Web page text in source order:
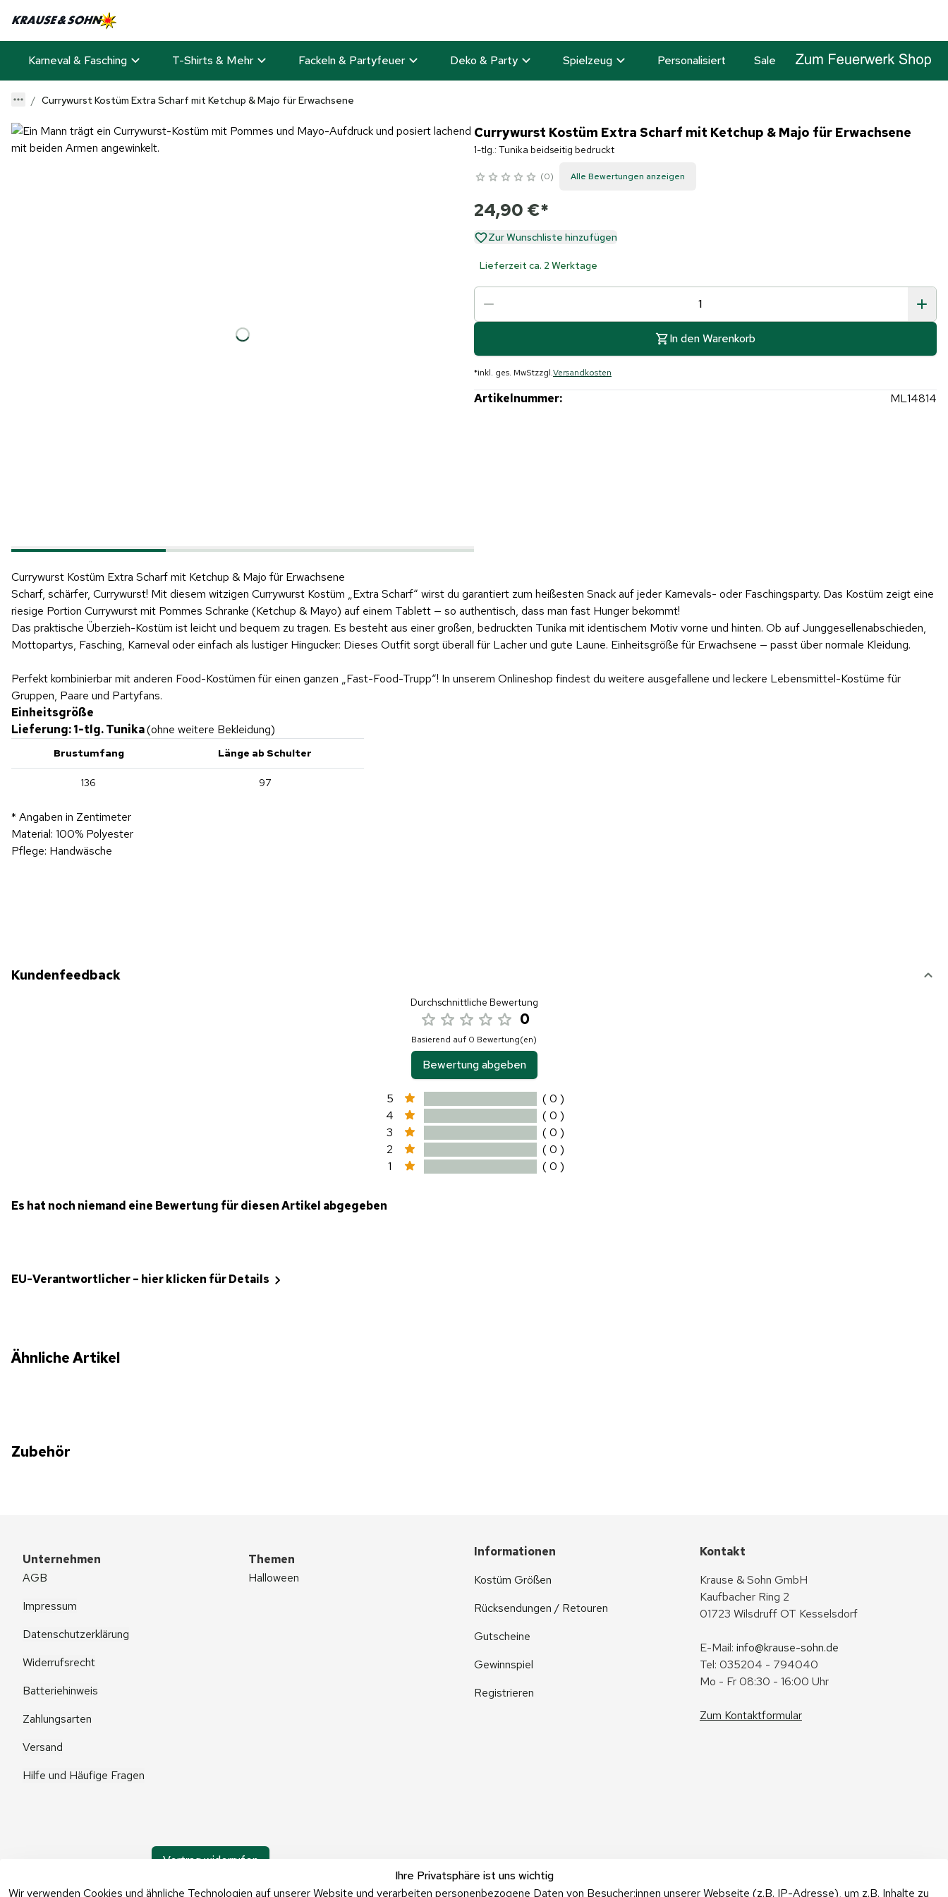
Karneval & Fasching T-Shirts & Mehr Fackeln & Partyfeuer Deko & Party Spielzeug Personalisiert Sale
Currywurst Kostüm Extra Scharf mit Ketchup & Majo für Erwachsene
Currywurst Kostüm Extra Scharf mit Ketchup & Majo für Erwachsene
1-tlg.: Tunika beidseitig bedruckt
0 Alle Bewertungen anzeigen
24,90 €*
Zur Wunschliste hinzufügen
Lieferzeit ca. 2 Werktage
In den Warenkorb
*inkl. ges. MwStzzgl.Versandkosten
Artikelnummer: ML14814
Produktvideo
Hinweis: Beim Abspielen werden Daten an YouTube übertragen.
Currywurst Kostüm Extra Scharf mit Ketchup & Majo für Erwachsene
Scharf, schärfer, Currywurst! Mit diesem witzigen Currywurst Kostüm „Extra Scharf“ wirst du garantiert zum heißesten Snack auf jeder Karnevals- oder Faschingsparty. Das Kostüm zeigt eine
riesige Portion Currywurst mit Pommes Schranke (Ketchup & Mayo) auf einem Tablett — so authentisch, dass man fast Hunger bekommt!
Das praktische Überzieh-Kostüm ist leicht und bequem zu tragen. Es besteht aus einer großen, bedruckten Tunika mit identischem Motiv vorne und hinten. Ob auf Junggesellenabschieden,
Mottopartys, Fasching, Karneval oder einfach als lustiger Hingucker: Dieses Outfit sorgt überall für Lacher und gute Laune. Einheitsgröße für Erwachsene — passt über normale Kleidung.
Perfekt kombinierbar mit anderen Food-Kostümen für einen ganzen „Fast-Food-Trupp“! In unserem Onlineshop findest du weitere ausgefallene und leckere Lebensmittel-Kostüme für
Gruppen, Paare und Partyfans.
Einheitsgröße
Lieferung: 1-tlg. Tunika(ohne weitere Bekleidung)
Brustumfang Länge ab Schulter
136 97
* Angaben in Zentimeter
Material: 100% Polyester
Pflege: Handwäsche
Kundenfeedback
Durchschnittliche Bewertung
0
Basierend auf 0 Bewertung(en)
Bewertung abgeben
5
( 0 )
4
( 0 )
3
( 0 )
2
( 0 )
1
( 0 )
Es hat noch niemand eine Bewertung für diesen Artikel abgegeben
EU-Verantwortlicher – hier klicken für Details
Ähnliche Artikel
Zubehör
Ihre Privatsphäre ist uns wichtig
Wir verwenden Cookies und ähnliche Technologien auf unserer Website und verarbeiten personenbezogene Daten von Besucher:innen unserer Webseite (z.B. IP-Adresse), um z.B. Inhalte zu
Unternehmen
AGB
Impressum
Datenschutzerklärung
Widerrufsrecht
Batteriehinweis
Zahlungsarten
Versand
Hilfe und Häufige Fragen
Themen
Halloween
Informationen
Kostüm Größen
Rücksendungen / Retouren
Gutscheine
Gewinnspiel
Registrieren
Kontakt
Krause & Sohn GmbH
Kaufbacher Ring 2
01723 Wilsdruff OT Kesselsdorf
E-Mail: info@krause-sohn.de
Tel: 035204 - 794040
Mo - Fr 08:30 - 16:00 Uhr
Zum Kontaktformular
Vertrag widerrufen